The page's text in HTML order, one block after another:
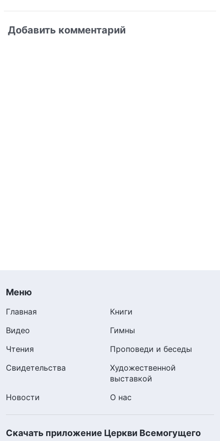
Добавить комментарий
Меню
Главная
Книги
Видео
Гимны
Чтения
Проповеди и беседы
Свидетельства
Художественной
выставкой
Новости
О нас
Скачать приложение Церкви Всемогущего